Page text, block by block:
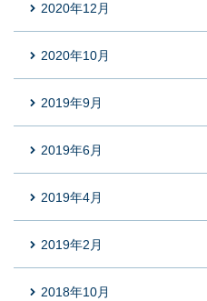
2020年12月
2020年10月
2019年9月
2019年6月
2019年4月
2019年2月
2018年10月